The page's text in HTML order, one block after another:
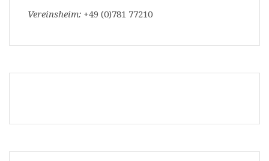
Vereinsheim: +49 (0)781 77210